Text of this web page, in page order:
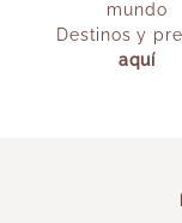
mundo
Destinos y
aquí